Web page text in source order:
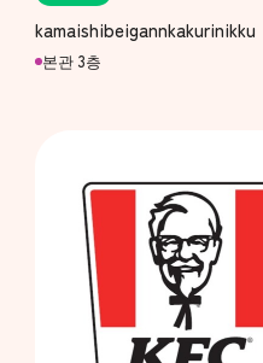
kamaishibeigannkakurinikku
본관 3층